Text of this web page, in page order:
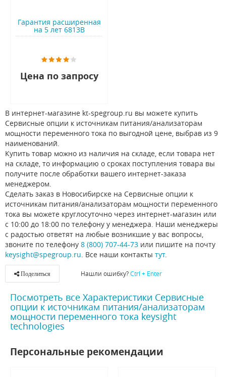
Гарантия расширенная
на 5 лет 6813B
Цена по запросу
В интернет-магазине kt-spegroup.ru вы можете купить
Сервисные опции к источникам питания/анализаторам
мощности переменного тока по выгодной цене, выбрав из 9
наименований.
Купить товар можно из наличия на складе, если товара нет
на складе, то информацию о сроках поступления товара вы
получите после обработки вашего интернет-заказа
менеджером.
Сделать заказ в Новосибирске на Сервисные опции к
источникам питания/анализаторам мощности переменного
тока вы можете круглосуточно через интернет-магазин или
с 10:00 до 18:00 по телефону у менеджера. Наши менеджеры
с радостью ответят на любые возникшие у вас вопросы,
звоните по телефону 8 (800) 707-44-73 или пишите на почту
keysight@spegroup.ru. Все наши контакты тут.
Поделиться Нашли ошибку?Ctrl + Enter
Посмотреть все Характеристики Сервисные
опции к источникам питания/анализаторам
мощности переменного тока keysight
technologies
Персональные рекомендации